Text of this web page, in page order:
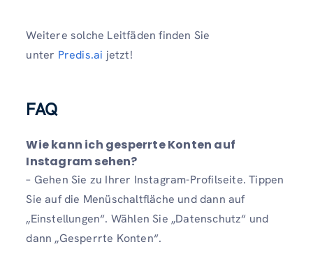
Weitere solche Leitfäden finden Sie
unter Predis.ai jetzt!
FAQ
Wie kann ich gesperrte Konten auf
Instagram sehen?
– Gehen Sie zu Ihrer Instagram-Profilseite. Tippen
Sie auf die Menüschaltfläche und dann auf
„Einstellungen“. Wählen Sie „Datenschutz“ und
dann „Gesperrte Konten“.